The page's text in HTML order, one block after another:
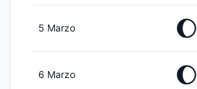
5 Marzo 🌔
6 Marzo 🌔